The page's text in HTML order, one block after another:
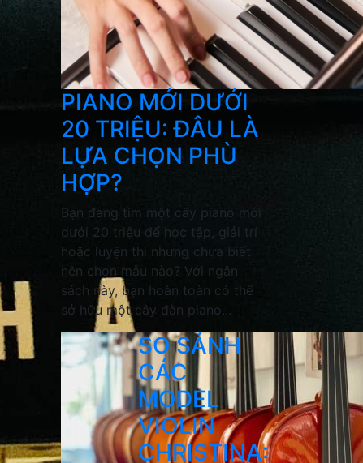
PIANO MỚI DƯỚI
20 TRIỆU: ĐÂU LÀ
LỰA CHỌN PHÙ
HỢP?
Bạn đang tìm một cây piano mới
dưới 20 triệu để học tập, giải trí
hoặc luyện thi nhưng chưa biết
nên chọn mẫu nào? Với ngân
sách này, bạn hoàn toàn có thể
sở hữu một cây đàn piano...
SO SÁNH
CÁC
MODEL
VIOLIN
CHRISTINA: